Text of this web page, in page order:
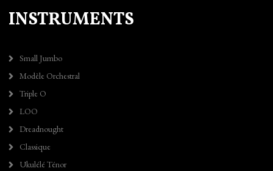
INSTRUMENTS
Small Jumbo
Modèle Orchestral
Triple O
LOO
Dreadnought
Classique
Ukulélé Ténor